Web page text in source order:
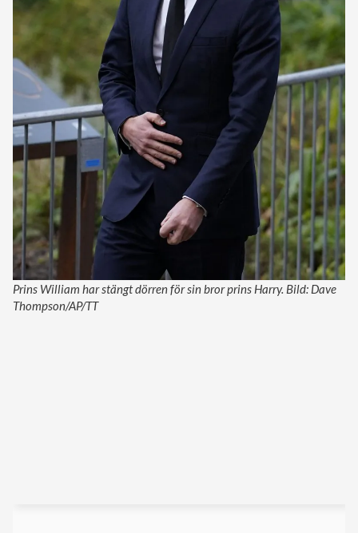
Prins William har stängt dörren för sin bror prins Harry. Bild: Dave
Thompson/AP/TT